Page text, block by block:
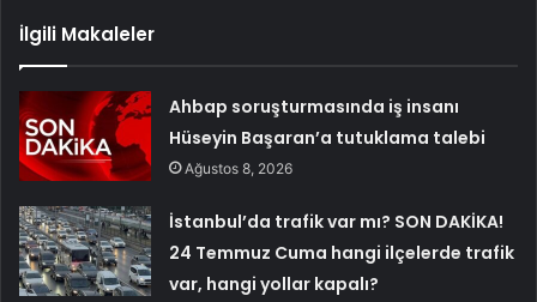
İlgili Makaleler
Ahbap soruşturmasında iş insanı
Hüseyin Başaran’a tutuklama talebi
Ağustos 8, 2026
İstanbul’da trafik var mı? SON DAKİKA!
24 Temmuz Cuma hangi ilçelerde trafik
var, hangi yollar kapalı?